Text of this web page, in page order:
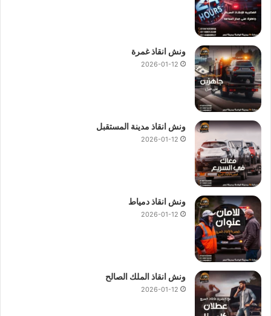
ونش انقاذ غمرة
2026-01-12
ونش انقاذ مدينة المستقبل
2026-01-12
ونش انقاذ دمياط
2026-01-12
ونش انقاذ الملك الصالح
2026-01-12